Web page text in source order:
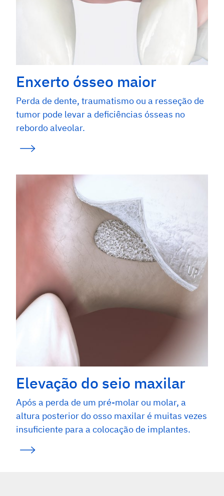
Enxerto ósseo maior
Perda de dente, traumatismo ou a resseção de
tumor pode levar a deficiências ósseas no
rebordo alveolar.
Elevação do seio maxilar
Após a perda de um pré-molar ou molar, a
altura posterior do osso maxilar é muitas vezes
insuficiente para a colocação de implantes.